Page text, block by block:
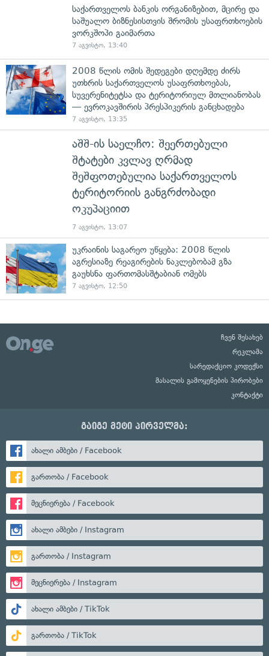
საქართველოს ბანკის ორგანიზებით, მცირე და
საშუალო ბიზნესისთვის შრომის უსაფრთხოების
ვორკშოპი გაიმართა
7 აგვისტო, 13:40
2008 წლის ომის შედეგები დღემდე ძირს
უთხრის საქართველოს უსაფრთხოებას,
სუვერენიტეტსა და ტერიტორიულ მთლიანობას
— ევროკავშირის პრესპიკერის განცხადება
7 აგვისტო, 13:35
აშშ-ის საელჩო: შეერთებული
შტატები კვლავ ღრმად
შეშფოთებულია საქართველოს
ტერიტორიის განგრძობადი
ოკუპაციით
7 აგვისტო, 13:07
უკრაინის საგარეო უწყება: 2008 წლის
აგრესიაზე რეაგირების ნაკლებობამ გზა
გაუხსნა ფართომასშტაბიან ომებს
7 აგვისტო, 12:50
ჩვენ შესახებ
რეკლამა
სარედაქციო კოდექსი
მასალის გამოყენების პირობები
კონტაქტი
გაიგე მეტი პირველმა:
ახალი ამბები / Facebook
გართობა / Facebook
მეცნიერება / Facebook
ახალი ამბები / Instagram
გართობა / Instagram
მეცნიერება / Instagram
ახალი ამბები / TikTok
გართობა / TikTok